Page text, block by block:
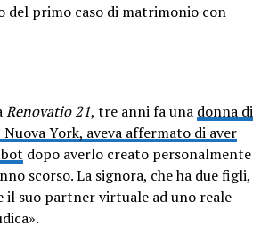
primo caso di matrimonio con
Renovatio 21, tre anni fa una donna di
York, aveva affermato di aver
dopo averlo creato personalmente
scorso. La signora, che ha due figli,
il suo partner virtuale ad uno reale